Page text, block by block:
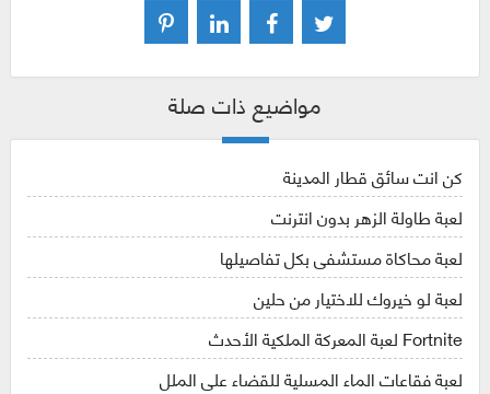
مواضيع ذات صلة
كن انت سائق قطار المدينة
لعبة طاولة الزهر بدون انترنت
لعبة محاكاة مستشفى بكل تفاصيلها
لعبة لو خيروك للاختيار من حلين
Fortnite لعبة المعركة الملكية الأحدث
لعبة فقاعات الماء المسلية للقضاء على الملل